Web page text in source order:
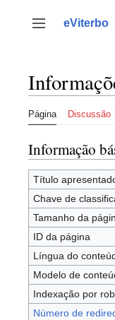
para
Alternar barra
eViterbo
Página Discussão
Informação
Título
Chave de
Tamanho da
ID da página
Língua do
Modelo de
Indexação por
Número de